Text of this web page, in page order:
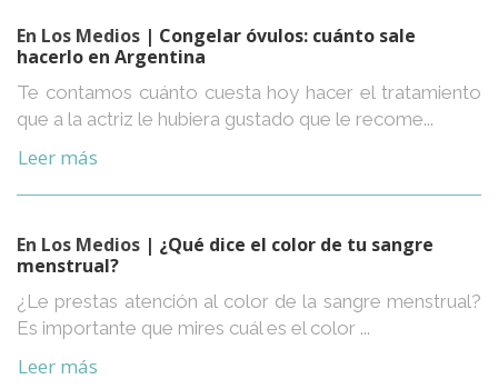
En Los Medios | Congelar óvulos: cuánto sale
hacerlo en Argentina
Te contamos cuánto cuesta hoy hacer el tratamiento
que a la actriz le hubiera gustado que le recome...
Leer más
En Los Medios | ¿Qué dice el color de tu sangre
menstrual?
¿Le prestas atención al color de la sangre menstrual?
Es importante que mires cuál es el color ...
Leer más